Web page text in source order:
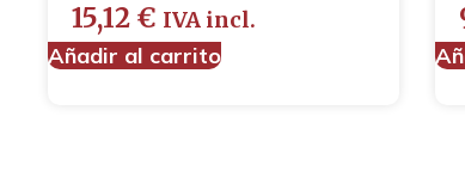
15,12 € IVA incl.
Añadir al carrito